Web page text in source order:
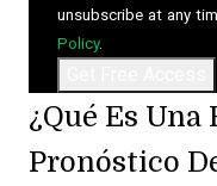
unsubscribe at any
Policy.
¿Qué Es
Pronóstico